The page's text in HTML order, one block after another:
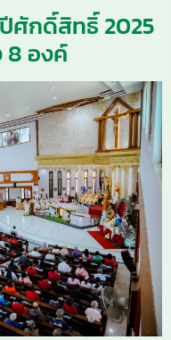
ศักดิ์สิทธิ์ 2025
8 องค์